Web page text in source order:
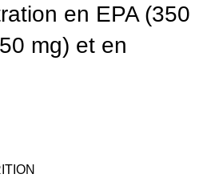
en EPA (350
mg) et en